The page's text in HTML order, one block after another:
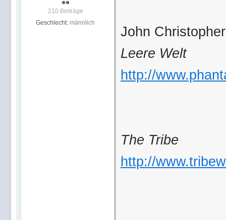
210 Beiträge
Geschlecht: männlich
John Christopher
Leere Welt
http://
The Tribe
http://